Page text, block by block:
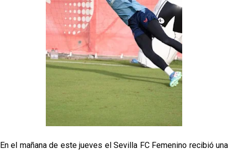
Crónica Pretemporada | Real Madrid 2-4 Sevilla FC
La revolución de José Ignacio Navarro en el Sevilla
Análisis | El Sevilla FC cierra una pretemporada de
contrastes antes del inicio de LaLiga
Joan Jordán cerca de salir del Sevilla FC
En el mañana de este jueves el Sevilla FC Femenino recibió una